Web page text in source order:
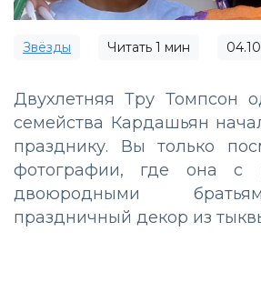
Звёзды Читать 1 мин
Двухлетняя Тру Томпсон
семейства Кардашьян
празднику. Вы только
фотографии, где она с
двоюродными
праздничный декор из